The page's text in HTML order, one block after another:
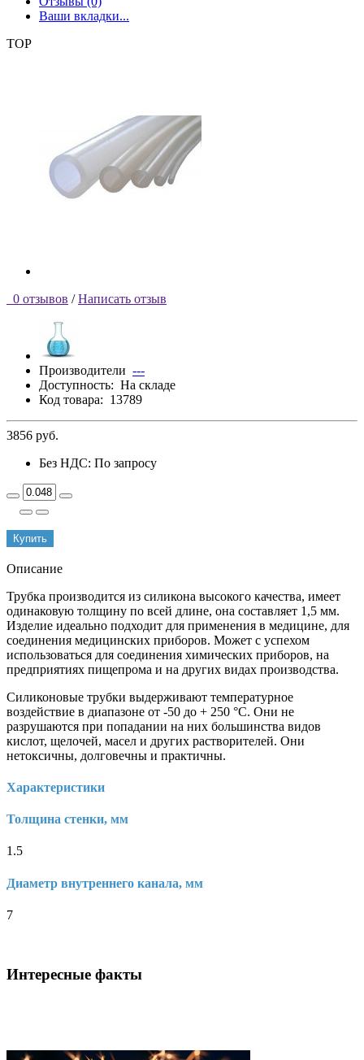
Ваши вкладки...
TOP
0 отзывов / Написать отзыв
Производители ---
Доступность: На складе
Код товара: 13789
3856 руб.
Без НДС: По запросу
Купить
Описание
Трубка производится из силикона высокого качества, имеет
одинаковую толщину по всей длине, она составляет 1,5 мм.
Изделие идеально подходит для применения в медицине, для
соединения медицинских приборов. Может с успехом
использоваться для соединения химических приборов, на
предприятиях пищепрома и на других видах производства.
Силиконовые трубки выдерживают температурное
воздействие в диапазоне от -50 до + 250 °С. Они не
разрушаются при попадании на них большинства видов
кислот, щелочей, масел и других растворителей. Они
нетоксичны, долговечны и практичны.
Характеристики
Толщина стенки, мм
1.5
Диаметр внутреннего канала, мм
7
Интересные факты